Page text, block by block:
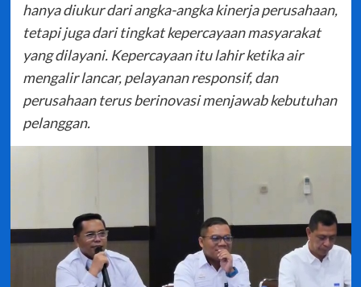
hanya diukur dari angka-angka kinerja perusahaan,
tetapi juga dari tingkat kepercayaan masyarakat
yang dilayani. Kepercayaan itu lahir ketika air
mengalir lancar, pelayanan responsif, dan
perusahaan terus berinovasi menjawab kebutuhan
pelanggan.